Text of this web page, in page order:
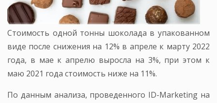
Стоимость одной тонны шоколада в упакованном
виде после снижения на 12% в апреле к марту 2022
года, в мае к апрелю выросла на 3%, при этом к
маю 2021 года стоимость ниже на 11%.
По данным анализа, проведенного ID-Marketing на